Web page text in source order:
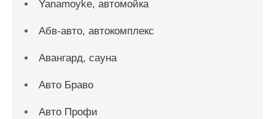
Yanamoyke, автомойка
Абв-авто, автокомплекс
Авангард, сауна
Авто Браво
Авто Профи